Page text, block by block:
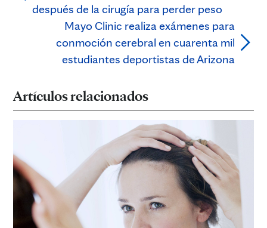
después de la cirugía para perder peso
Mayo Clinic realiza exámenes para
conmoción cerebral en cuarenta mil
estudiantes deportistas de Arizona
Artículos relacionados